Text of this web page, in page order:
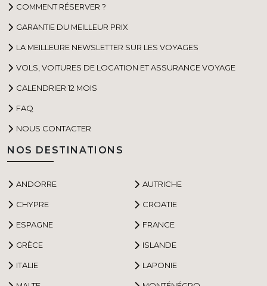
COMMENT RÉSERVER ?
GARANTIE DU MEILLEUR PRIX
LA MEILLEURE NEWSLETTER SUR LES VOYAGES
VOLS, VOITURES DE LOCATION ET ASSURANCE VOYAGE
CALENDRIER 12 MOIS
FAQ
NOUS CONTACTER
NOS DESTINATIONS
ANDORRE AUTRICHE
CHYPRE CROATIE
ESPAGNE FRANCE
GRÈCE ISLANDE
ITALIE LAPONIE